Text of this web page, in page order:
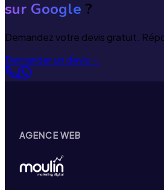
sur Google ?
Demandez votre devis gratuit.
Demander un devis→
AGENCE WEB